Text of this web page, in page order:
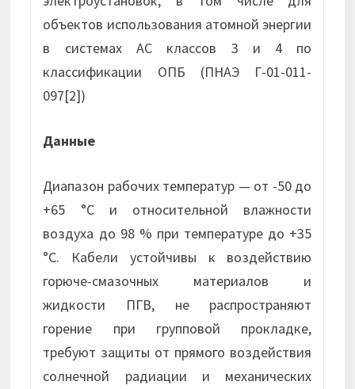
объектов использования атомной энергии
в системах АС классов 3 и 4 по
классификации ОПБ (ПНАЭ Г-01-011-
097[2])
Данные
Диапазон рабочих температур — от -50 до
+65 °С и относительной влажности
воздуха до 98 % при температуре до +35
°С. Кабели устойчивы к воздействию
горюче-смазочных материалов и
жидкости ПГВ, не распространяют
горение при групповой прокладке,
требуют защиты от прямого воздействия
солнечной радиации и механических